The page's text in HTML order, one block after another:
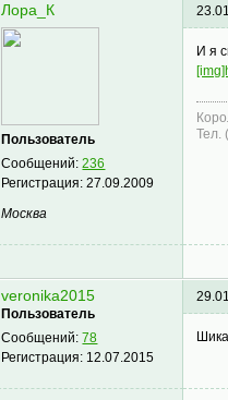
Лора_К
Пользователь
Сообщений:236
Регистрация:27.09.2009
Москва
И я
Тел.
veronika2015
Пользователь
Сообщений:78
Регистрация: 12.07.2015